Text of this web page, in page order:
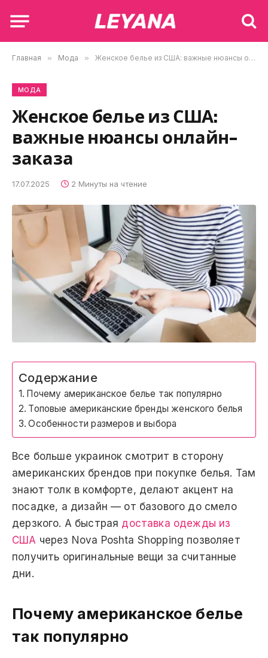
Главная » Мода » Женское белье из США: важные нюансы онлайн-заказа
МОДА
Женское белье из США:
важные нюансы онлайн-
заказа
17.07.2025 2 Минуты на чтение
Содержание
Почему американское белье так популярно
Топовые американские бренды женского белья
Особенности размеров и выбора
Все больше украинок смотрит в сторону
американских брендов при покупке белья. Там
знают толк в комфорте, делают акцент на
посадке, а дизайн — от базового до смело
дерзкого. А быстрая доставка одежды из
США через Nova Poshta Shopping позволяет
получить оригинальные вещи за считанные
дни.
Почему американское белье
так популярно